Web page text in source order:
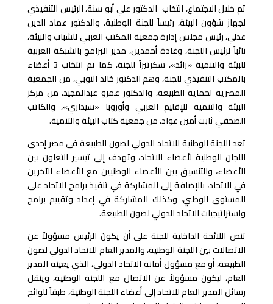
تم خلال الاجتماع، انتخاب الدكتور علي أبو سنة، الرئيس التنفيذي
لجهاز شؤون البيئة، رئيساً للجنة الوطنية، والدكتور عماد الدين
عدلي، رئيس مجلس إدارة جمعية المكتب العربي للشباب والبيئة،
نائباً لرئيس اللجنة، وغادة أحمدين، مدير البرامج بالشبكة العربية
للبيئة والتنمية «رائد»، سكرتيراً للجنة، كما تم انتخاب 3 أعضاء
بالمكتب التنفيذي للجنة، وهم الدكتور خالد النوبي، من الجمعية
المصرية لحماية الطبيعة، والدكتور عمرو عبدالمجيد، من مركز
البيئة والتنمية للإقليم العربي وأوروبا «سيداري»، والكاتب
الصحفي ثابت أمين عواد، من جمعية كتاب البيئة والتنمية.
تعد اللجنة الوطنية للاتحاد الدولي لصون الطبيعة فى مصر إحدى
اللجان الوطنية لأعضاء الاتحاد، وتهدف إلى تيسير التعاون بين
الأعضاء، والتنسيق بين الأعضاء الوطنيين مع الأعضاء الآخرين
في الاتحاد، بالإضافة إلى المشاركة في تنفيذ برامج الاتحاد على
المستوى الوطني، وكذلك المشاركة في إعداد وتقييم برامج
واستراتيجيات الاتحاد الدولي لصون الطبيعة.
تنص اللائحة الداخلية للجنة على أن يكون الرئيس مسؤولاً عن
الاتصالات بين اللجنة الوطنية، والمدير العام للاتحاد الدولي لصون
الطبيعة، أو مع مسؤول أمانة الاتحاد الدولي، الذي يعينه المدير
العام، ليكون مسؤولاً عن الاتصال مع اللجنة الوطنية، وينقل
رسائل المدير العام للاتحاد إلى أعضاء اللجنة الوطنية، طبقاً للوائح